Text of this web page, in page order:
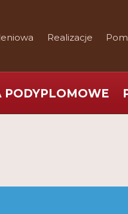
Realizacje
PODYPLOMOWE